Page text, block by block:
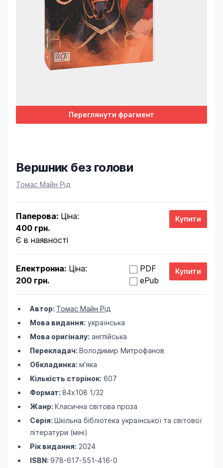
Переглянути фрагмент
Вершник без голови
Product information
Томас Майн Рід
Паперова: Ціна:
400 грн.
Є в наявності
Електронна: Ціна:
200 грн.
PDF
ePub
Автор: Томас Майн Рід
Мова видання: українська
Мова оригіналу: англійська
Перекладач: Володимир Митрофанов
Обкладинка: м'яка
Кількість сторінок: 607
Формат: 84х108 1/32
Жанр: Класична світова проза
Серія: Шкільна бібліотека української та світової
літератури (міні)
Рік видання: 2024
ISBN: 978-617-551-416-0